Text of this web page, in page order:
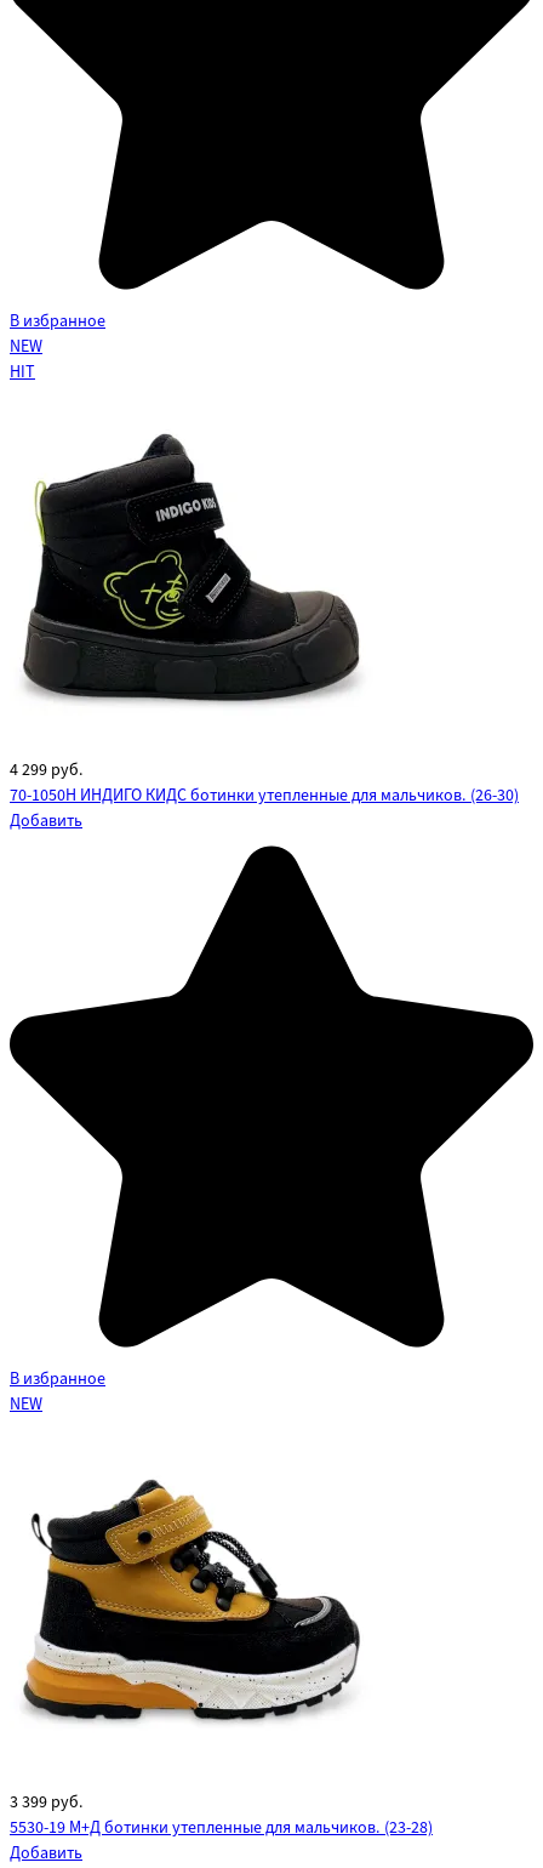
В избранное
NEW
HIT
4 299 руб.
70-1050H ИНДИГО КИДС ботинки утепленные для мальчиков. (26-30)
Добавить
В избранное
NEW
3 399 руб.
5530-19 М+Д ботинки утепленные для мальчиков. (23-28)
Добавить